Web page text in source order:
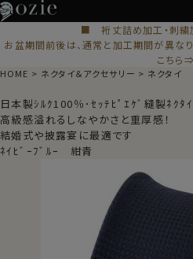
■ 裄丈詰め加工・刺
お盆期間前後は、通常と加工期間が異な
こちら⇒
HOME ネクタイ＆アクセサリー ネクタイ
日本製ｼﾙｸ100％･ｾｯﾃﾋﾟｴｹﾞ縫製ﾈｸﾀｲ
高級感溢れるしなやかさと重厚感！
結婚式や披露宴に最適です
ﾈｲﾋﾞｰﾌﾞﾙｰ 紺青